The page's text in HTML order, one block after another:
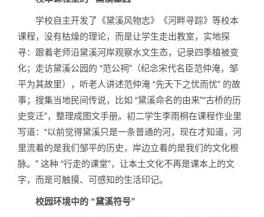
学校自主开发了《黛溪风物志》《河畔寻踪》等校本
课程，没有枯燥的理论，而是让学生走出教室，实地探
寻：跟着老师沿黛溪河岸观察水文生态，记录四季植被变
化；走访黛溪公园的 “范公祠”（纪念宋代名臣范仲淹，邹
平为其故里），听老人讲述范仲淹 “先天下之忧而忧” 的故
事；搜集当地民间传说，比如 “黛溪命名的由来”“古桥的历
史变迁”，整理成图文手册。初二学生李雨桐在课程作业里
写道：“以前觉得黛溪只是一条普通的河，现在才知道，河
里流着的是我们邹平的历史，岸边立着的是我们的文化根
脉。” 这种 “行走的课堂”，让本土文化不再是课本上的文
字，而是可触摸、可感知的生活印记。
校园环境中的 “黛溪符号”